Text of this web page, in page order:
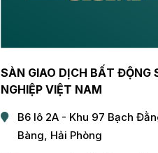
SÀN GIAO DỊCH BẤT ĐỘNG
NGHIỆP VIỆT NAM
B6 lô 2A - Khu 97 Bạch
Bàng, Hải Phòng